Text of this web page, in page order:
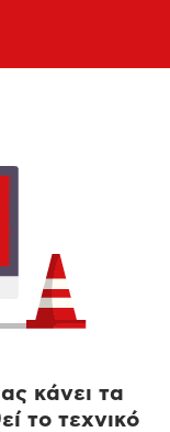
κάνει τα
το τεχνικό